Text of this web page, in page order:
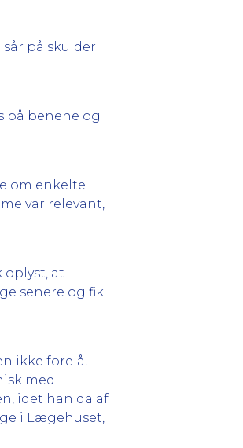
på skulder
på benene og
om enkelte
var relevant,
oplyst, at
senere og fik
ikke forelå.
med
idet han da af
i Lægehuset,